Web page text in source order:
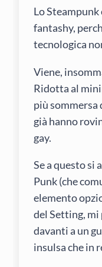
Lo Steampunk
fantashy,
tecnologica
Viene,
Ridotta al
più sommersa
già hanno
gay.
Se a questo si
Punk (che
elemento
del Setting,
davanti a un
insulsa che in